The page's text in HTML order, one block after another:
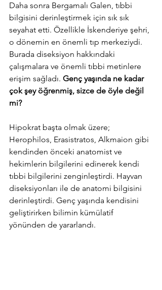
Daha sonra Bergamalı Galen, tıbbi
bilgisini derinleştirmek için sık sık
seyahat etti. Özellikle İskenderiye şehri,
o dönemin en önemli tıp merkeziydi.
Burada diseksiyon hakkındaki
çalışmalara ve önemli tıbbi metinlere
erişim sağladı. Genç yaşında ne kadar
çok şey öğrenmiş, sizce de öyle değil
mi?
Hipokrat başta olmak üzere;
Herophilos, Erasistratos, Alkmaion gibi
kendinden önceki anatomist ve
hekimlerin bilgilerini edinerek kendi
tıbbi bilgilerini zenginleştirdi. Hayvan
diseksiyonları ile de anatomi bilgisini
derinleştirdi. Genç yaşında kendisini
geliştirirken bilimin kümülatif
yönünden de yararlandı.